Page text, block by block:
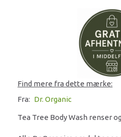
Find mere fra dette mærke:
Fra: Dr. Organic
Tea Tree Body Wash renser